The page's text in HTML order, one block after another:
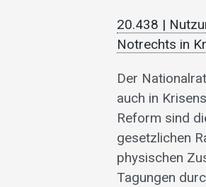
20.438 |
Notrechts in
Der
auch in
Reform sind
gesetzlichen
physischen
Tagungen